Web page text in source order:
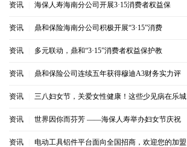
资讯 海保人寿海南分公司开展3·15消费者权益保
资讯 鼎和保险海南分公司积极开展“3·15”消费
资讯 多元联动，鼎和“3·15”消费者权益保护教
资讯 鼎和保险公司连续五年获得穆迪A3财务实力评
资讯 三八妇女节，关爱女性健康！这些少见病在乐城
资讯 世界因你而芬芳 ——海保人寿举办妇女节庆祝
资讯 电动工具铝件平台面向全国招商，欢迎您的加盟